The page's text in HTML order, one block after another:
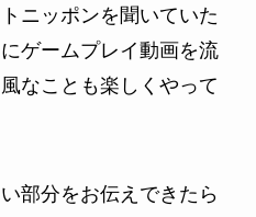
ニッポンを聞いていた
ゲームプレイ動画を流
なことも楽しくやって
部分をお伝えできたら